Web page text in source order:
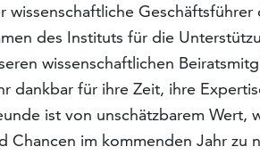
wissenschaftliche Geschäftsführer
des Instituts für die
wissenschaftlichen
dankbar für ihre Zeit, ihre
ist von unschätzbarem Wert,
Chancen im kommenden Jahr zu